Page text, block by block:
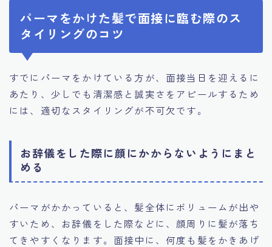
パーマをかけた髪で面接に臨む際のス
タイリングのコツ
すでにパーマをかけている方が、面接当日を迎えるに
あたり、少しでも清潔感と誠実さをアピールするため
には、適切なスタイリングが不可欠です。
お辞儀をした際に顔にかからないようにまと
める
パーマがかかっていると、髪全体にボリュームが出や
すいため、お辞儀をした際などに、顔周りに髪が落ち
てきやすくなります。面接中に、何度も髪をかきあげ